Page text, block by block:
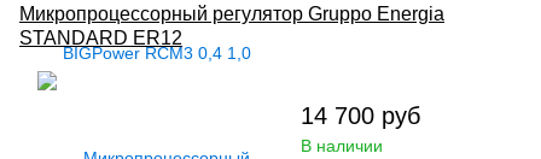
Микропроцессорный регулятор Gruppo Energia
STANDARD ER12
14 700 руб
В наличии